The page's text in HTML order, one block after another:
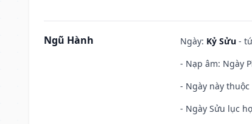
Ngũ Hành Ngày: Kỷ Sửu -
- Nạp âm: Ngày
- Ngày này
- Ngày Sửu lục